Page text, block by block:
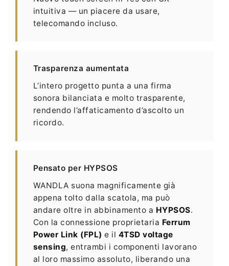
intuitiva — un piacere da usare,
telecomando incluso.
Trasparenza aumentata
L’intero progetto punta a una firma
sonora bilanciata e molto trasparente,
rendendo l’affaticamento d’ascolto un
ricordo.
Pensato per HYPSOS
WANDLA suona magnificamente già
appena tolto dalla scatola, ma può
andare oltre in abbinamento a HYPSOS.
Con la connessione proprietaria Ferrum
Power Link (FPL) e il 4TSD voltage
sensing, entrambi i componenti lavorano
al loro massimo assoluto, liberando una